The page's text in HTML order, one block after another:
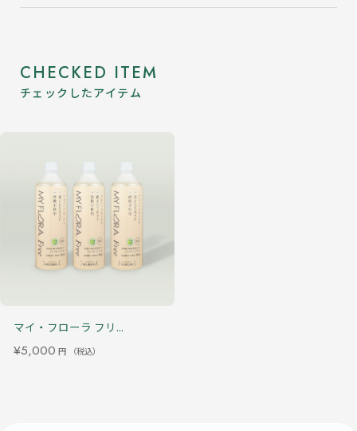
CHECKED ITEM
チェックしたアイテム
マイ・フローラ フリ...
¥5,000 円 （税込）